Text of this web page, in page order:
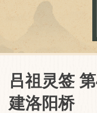
吕祖灵签
建洛阳桥